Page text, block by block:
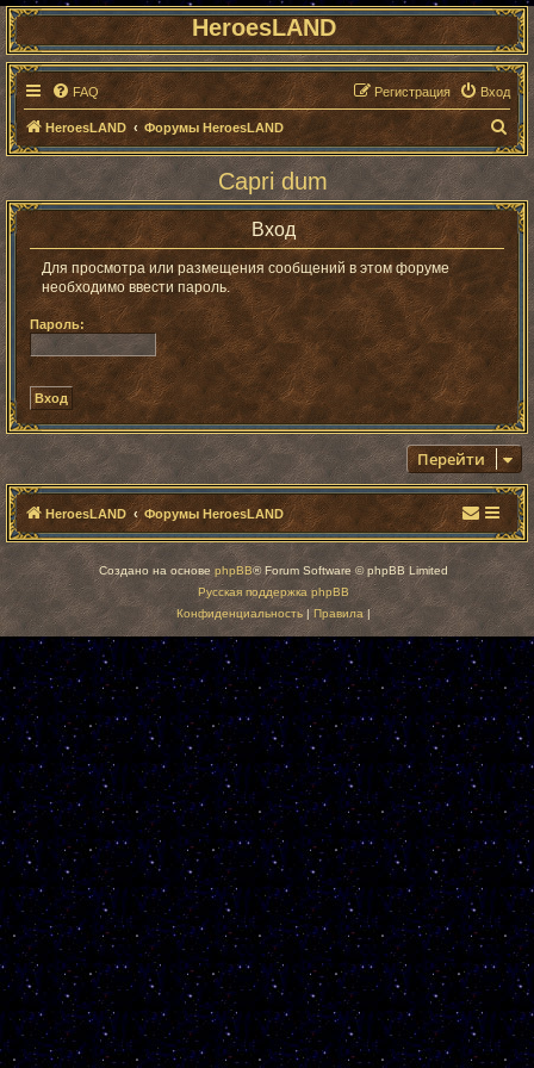
HeroesLAND
FAQ Вход
Регистрация
HeroesLAND Форумы HeroesLAND
П
о
с
Capri dum
Вход
Для просмотра или размещения сообщений в этом форуме
необходимо ввести пароль.
Пароль:
Перейти
HeroesLAND Форумы HeroesLAND
Создано на основе phpBB® Forum Software © phpBB Limited
Русская поддержка phpBB
Конфиденциальность|Правила|